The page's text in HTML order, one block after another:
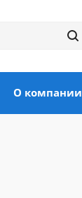
О компании